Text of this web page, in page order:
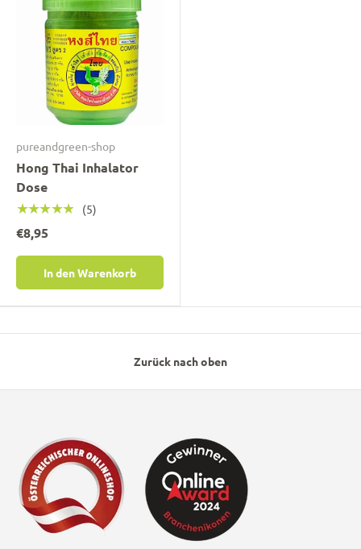
pureandgreen-shop
Hong Thai Inhalator
Dose
★★★★★ (5)
€8,95
In den Warenkorb
Zurück nach oben